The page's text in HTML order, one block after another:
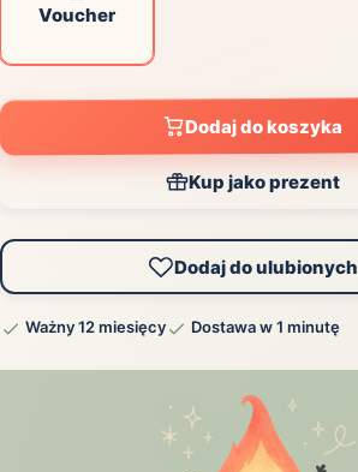
Voucher
Dodaj do koszyka
Kup jako prezent
Dodaj do ulubionych
Ważny 12 miesięcy Dostawa w 1 minutę